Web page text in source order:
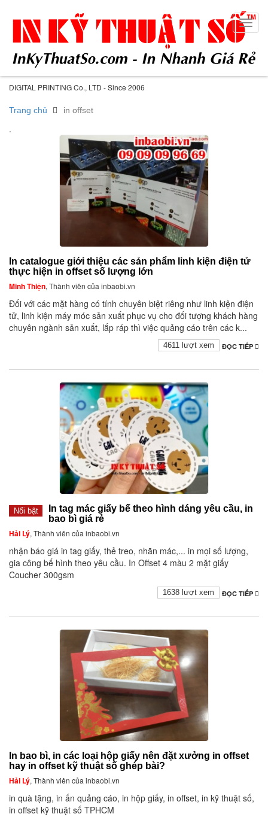
DIGITAL PRINTING Co., LTD - Since 2006
Trang chủ in offset
.
In catalogue giới thiệu các sản phẩm linh kiện điện tử
thực hiện in offset số lượng lớn
Minh Thiện, Thành viên của inbaobi.vn
Đối với các mặt hàng có tính chuyên biệt riêng như linh kiện điện
tử, linh kiện máy móc sản xuất phục vụ cho đối tượng khách hàng
chuyên ngành sản xuất, lắp ráp thì việc quảng cáo trên các k...
ĐỌC TIẾP
4611 lượt xem
Nổi bật
In tag mác giấy bế theo hình dáng yêu cầu, in
bao bì giá rẻ
Hải Lý, Thành viên của inbaobi.vn
nhận báo giá in tag giấy, thẻ treo, nhãn mác,... in mọi số lượng,
gia công bế hình theo yêu cầu. In Offset 4 màu 2 mặt giấy
Coucher 300gsm
ĐỌC TIẾP
1638 lượt xem
In bao bì, in các loại hộp giấy nên đặt xưởng in offset
hay in offset kỹ thuật số ghép bài?
Hải Lý, Thành viên của inbaobi.vn
in quà tặng, in ấn quảng cáo, in hộp giấy, in offset, in kỹ thuật số,
in offset kỹ thuật số TPHCM